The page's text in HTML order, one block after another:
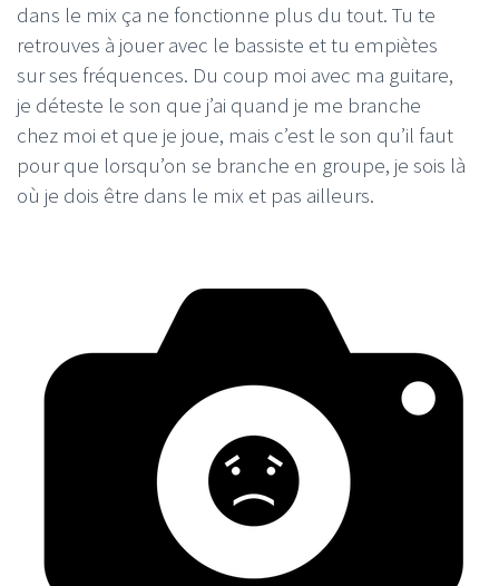
dans le mix ça ne fonctionne plus du tout. Tu te
retrouves à jouer avec le bassiste et tu empiètes
sur ses fréquences. Du coup moi avec ma guitare,
je déteste le son que j’ai quand je me branche
chez moi et que je joue, mais c’est le son qu’il faut
pour que lorsqu’on se branche en groupe, je sois là
où je dois être dans le mix et pas ailleurs.